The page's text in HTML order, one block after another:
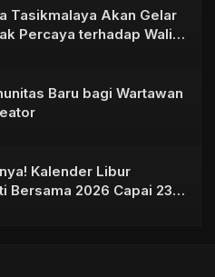
Tasikmalaya Akan Gelar
Percaya terhadap Wali
Baru bagi Wartawan
Kalender Libur
Bersama 2026 Capai 23